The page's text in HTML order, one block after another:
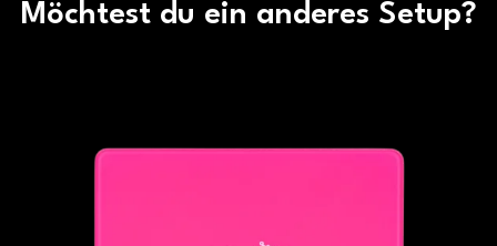
Möchtest du ein anderes Setup?